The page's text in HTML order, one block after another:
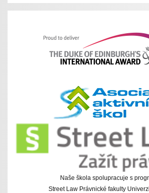
Naše škola spolupracuje s
Street Law Právnické fakulty